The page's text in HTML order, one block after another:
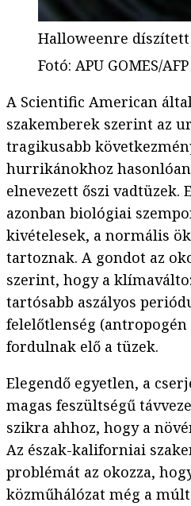
Halloweenre díszített
Fotó: APU GOMES/AFP
A Scientific American
szakemberek szerint az
tragikusabb
hurrikánokhoz
elnevezett őszi vadtüzek.
azonban biológiai
kivételesek, a normális
tartoznak. A gondot az
szerint, hogy a
tartósabb aszályos
felelőtlenség
fordulnak elő a tüzek.
Elegendő egyetlen, a
magas feszültségű
szikra ahhoz, hogy a
Az észak-kaliforniai
problémát az okozza,
közműhálózat még a